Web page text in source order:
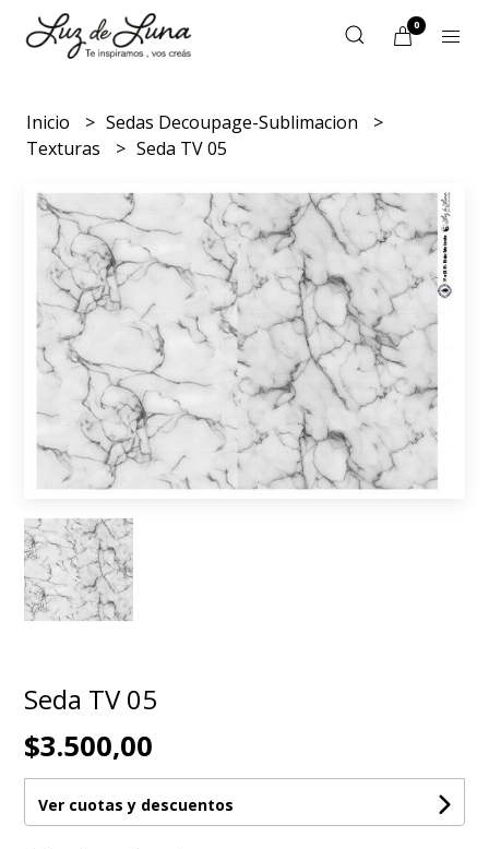
0
Inicio
Sedas Decoupage-Sublimacion
Texturas
Seda TV 05
Seda TV 05
$3.500,00
Ver cuotas y descuentos